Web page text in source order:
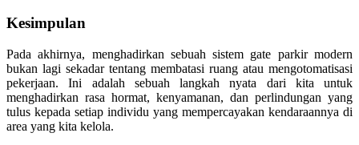
Kesimpulan
Pada akhirnya, menghadirkan sebuah sistem gate parkir modern
bukan lagi sekadar tentang membatasi ruang atau mengotomatisasi
pekerjaan. Ini adalah sebuah langkah nyata dari kita untuk
menghadirkan rasa hormat, kenyamanan, dan perlindungan yang
tulus kepada setiap individu yang mempercayakan kendaraannya di
area yang kita kelola.